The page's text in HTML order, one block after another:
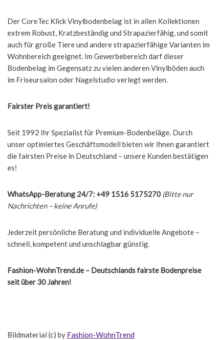
Der CoreTec Klick Vinylbodenbelag ist in allen Kollektionen
extrem Robust, Kratzbeständig und Strapazierfähig, und somit
auch für große Tiere und andere strapazierfähige Varianten im
Wohnbereich geeignet. Im Gewerbebereich darf dieser
Bodenbelag im Gegensatz zu vielen anderen Vinylböden auch
im Friseursalon oder Nagelstudio verlegt werden.
Fairster Preis garantiert!
Seit 1992 Ihr Spezialist für Premium-Bodenbeläge. Durch
unser optimiertes Geschäftsmodell bieten wir Ihnen garantiert
die fairsten Preise in Deutschland – unsere Kunden bestätigen
es!
WhatsApp-Beratung 24/7: +49 1516 5175270 (Bitte nur
Nachrichten – keine Anrufe)
Jederzeit persönliche Beratung und individuelle Angebote –
schnell, kompetent und unschlagbar günstig.
Fashion-WohnTrend.de – Deutschlands fairste Bodenpreise
seit über 30 Jahren!
Bildmaterial (c) by Fashion-WohnTrend